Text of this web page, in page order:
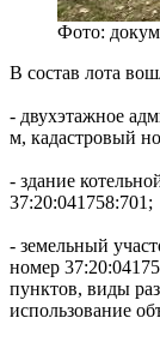
Фото:
В состав лота
- двухэтажное
м, кадастровый
- здание
37:20:041758:701;
- земельный
номер
пунктов, виды
использование